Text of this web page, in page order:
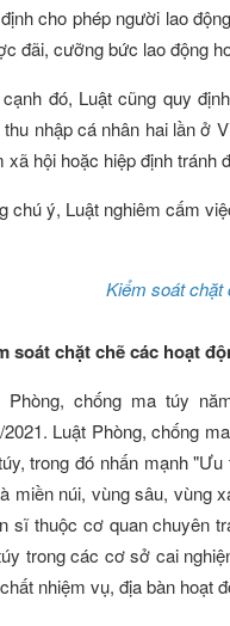
cho phép người lao
đãi, cưỡng bức lao động
cạnh đó, Luật cũng quy
thu nhập cá nhân hai lần ở
xã hội hoặc hiệp định tránh
chú ý, Luật nghiêm cấm
Kiểm soát chặt
soát chặt chẽ các hoạt
Phòng, chống ma túy
2021. Luật Phòng, chống
trong đó nhấn mạnh
miền núi, vùng sâu, vùng
sĩ thuộc cơ quan chuyên
trong các cơ sở cai
nhiệm vụ, địa bàn hoạt